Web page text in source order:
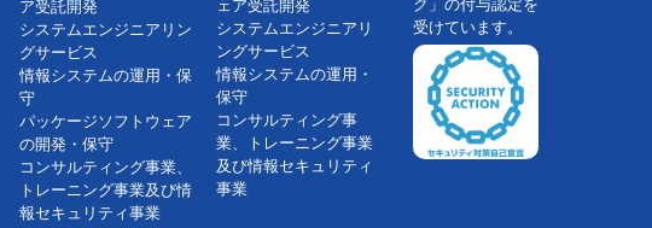
ア受託開発
システムエンジニアリン
グサービス
情報システムの運用・保
守
パッケージソフトウェア
の開発・保守
コンサルティング事業、
トレーニング事業及び情
報セキュリティ事業
ェア受託開発
システムエンジニアリ
ングサービス
情報システムの運用・
保守
コンサルティング事
業、トレーニング事業
及び情報セキュリティ
事業
ク」の付与認定を
受けています。